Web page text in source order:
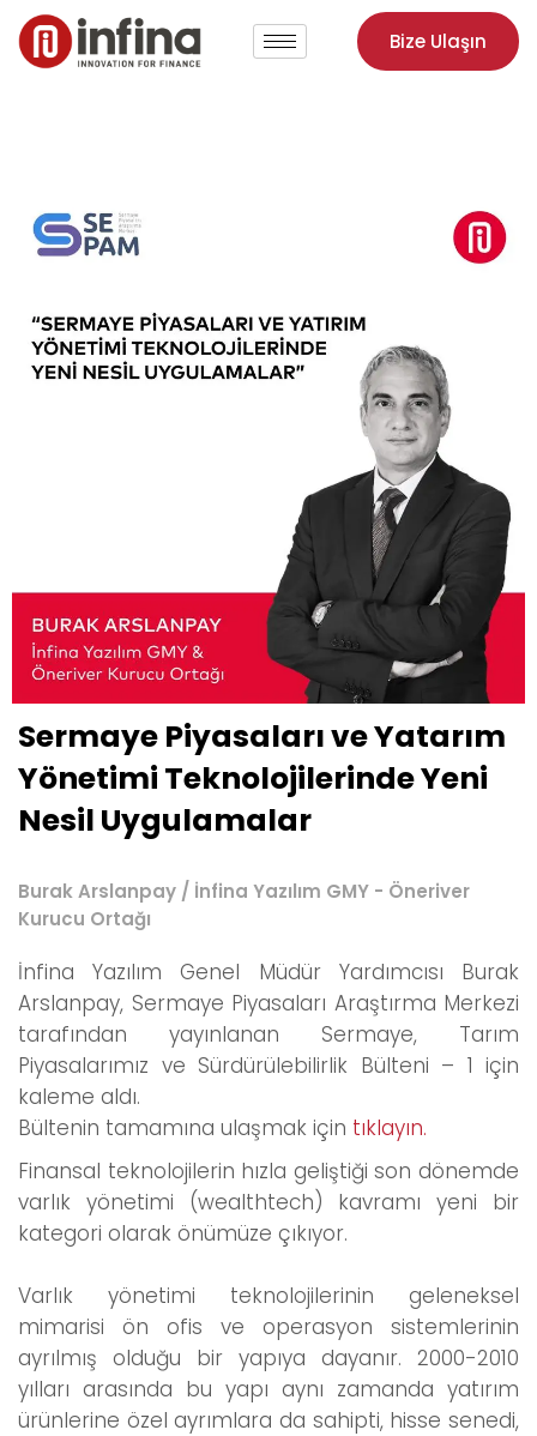
Bize Ulaşın
Sermaye Piyasaları ve Yatarım
Yönetimi Teknolojilerinde Yeni
Nesil Uygulamalar
Burak Arslanpay / İnfina Yazılım GMY - Öneriver
Kurucu Ortağı
İnfina Yazılım Genel Müdür Yardımcısı Burak
Arslanpay, Sermaye Piyasaları Araştırma Merkezi
tarafından yayınlanan Sermaye, Tarım
Piyasalarımız ve Sürdürülebilirlik Bülteni – 1 için
kaleme aldı.
Bültenin tamamına ulaşmak için tıklayın.
Finansal teknolojilerin hızla geliştiği son dönemde
varlık yönetimi (wealthtech) kavramı yeni bir
kategori olarak önümüze çıkıyor.
Varlık yönetimi teknolojilerinin geleneksel
mimarisi ön ofis ve operasyon sistemlerinin
ayrılmış olduğu bir yapıya dayanır. 2000-2010
yılları arasında bu yapı aynı zamanda yatırım
ürünlerine özel ayrımlara da sahipti, hisse senedi,